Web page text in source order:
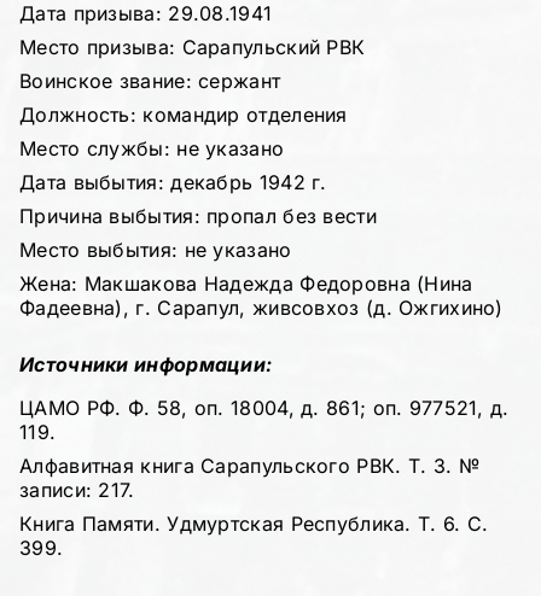
Дата призыва: 29.08.1941
Место призыва: Сарапульский РВК
Воинское звание: сержант
Должность: командир отделения
Место службы: не указано
Дата выбытия: декабрь 1942 г.
Причина выбытия: пропал без вести
Место выбытия: не указано
Жена: Макшакова Надежда Федоровна (Нина
Фадеевна), г. Сарапул, живсовхоз (д. Ожгихино)
Источники информации:
ЦАМО РФ. Ф. 58, оп. 18004, д. 861; оп. 977521, д.
119.
Алфавитная книга Сарапульского РВК. Т. 3. №
записи: 217.
Книга Памяти. Удмуртская Республика. Т. 6. С.
399.